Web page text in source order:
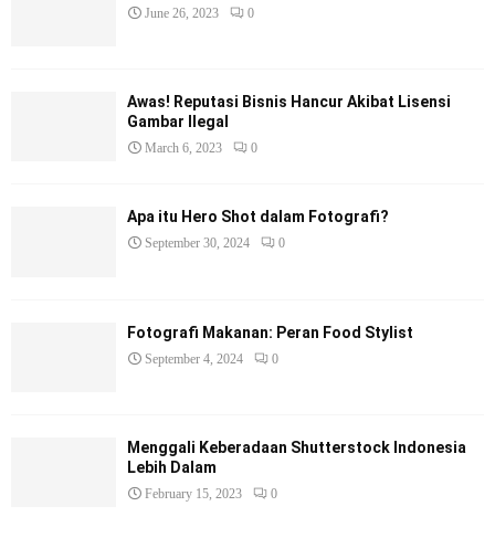
June 26, 2023 0
Awas! Reputasi Bisnis Hancur Akibat Lisensi
Gambar Ilegal
March 6, 2023 0
Apa itu Hero Shot dalam Fotografi?
September 30, 2024 0
Fotografi Makanan: Peran Food Stylist
September 4, 2024 0
Menggali Keberadaan Shutterstock Indonesia
Lebih Dalam
February 15, 2023 0